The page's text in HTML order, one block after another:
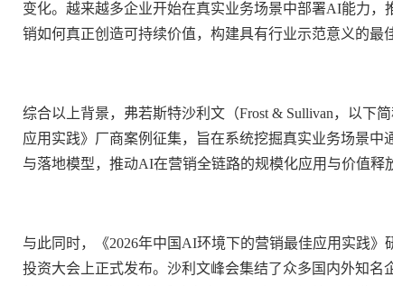
变化。越来越多企业开始在真实业务场景中部署AI能力
销如何真正创造可持续价值，构建具有行业示范意义的最
综合以上背景，弗若斯特沙利文（Frost & Sullivan，以下
应用实践》厂商案例征集，旨在系统挖掘真实业务场景
与落地模型，推动AI在营销全链路的规模化应用与价值释
与此同时，《2026年中国AI环境下的营销最佳应用实践
投资大会上正式发布。沙利文峰会集结了众多国内外知